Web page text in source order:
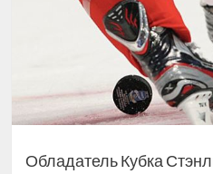
Обладатель Кубка